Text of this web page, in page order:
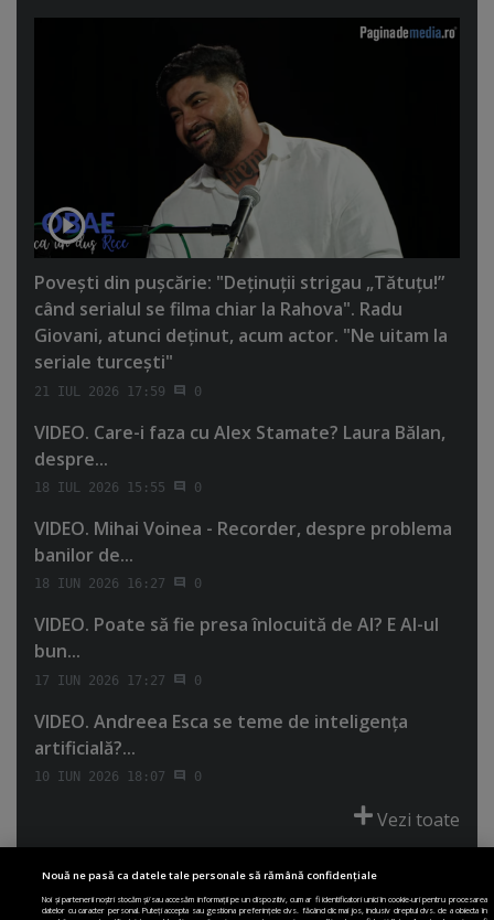
Poveşti din puşcărie: "Deţinuţii strigau „Tătuţu!”
când serialul se filma chiar la Rahova". Radu
Giovani, atunci deţinut, acum actor. "Ne uitam la
seriale turceşti"
21 IUL 2026 17:59 0
VIDEO. Care-i faza cu Alex Stamate? Laura Bălan,
despre...
18 IUL 2026 15:55 0
VIDEO. Mihai Voinea - Recorder, despre problema
banilor de...
18 IUN 2026 16:27 0
VIDEO. Poate să fie presa înlocuită de AI? E AI-ul
bun...
17 IUN 2026 17:27 0
VIDEO. Andreea Esca se teme de inteligenţa
artificială?...
10 IUN 2026 18:07 0
Vezi toate
Nouă ne pasă ca datele tale personale să rămână confidențiale
Noi și partenerii noștri stocăm și/sau accesăm informații pe un dispozitiv, cum ar fi identificatori unici în cookie-uri pentru procesarea
datelor cu caracter personal. Puteți accepta sau gestiona preferințele dvs. făcând clic mai jos, inclusiv dreptul dvs. de a obiecta în